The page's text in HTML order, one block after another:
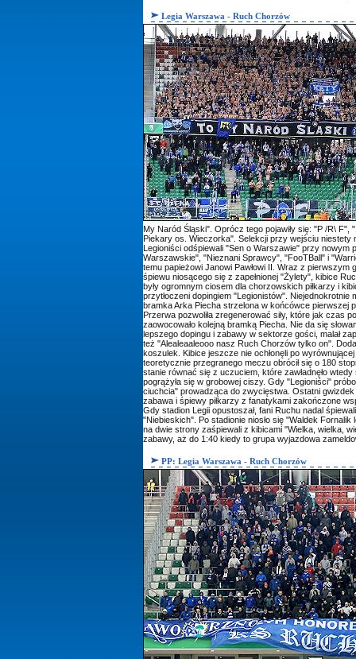
Legia Warszawa - Ruch Chorzów
My Naród Śląski". Oprócz tego pojawiły się: "P /R\
Piekary os. Wieczorka". Selekcji przy wejściu niestety
Legioniści odśpiewali "Sen o Warszawie" przy nowym
Warszawskie", "Nieznani Sprawcy", "FooTBall" i
temu papieżowi Janowi Pawłowi II. Wraz z pierwszym
śpiewu niosącego się z zapełnionej "Żylety", kibice
były ogromnym ciosem dla chorzowskich piłkarzy i
przytłoczeni dopingiem "Legionistów".
bramka Arka Piecha strzelona w końcówce pierwszej
Przerwa pozwoliła zregenerować siły, które jak czas
zaowocowało kolejną bramką Piecha. Nie da się
lepszego dopingu i zabawy w sektorze gości, malał
też "Alealeaaleooo nasz Ruch Chorzów tylko on".
koszulek. Kibice jeszcze nie ochłonęli po
teoretycznie przegranego meczu obrócił się o 180
stanie równać się z uczuciem, które zawładnęło
pogrążyła się w grobowej ciszy. Gdy "Legioniści"
ciuchcia" prowadząca do zwycięstwa. Ostatni
zabawa i śpiewy piłkarzy z fanatykami zakończone
Gdy stadion Legii opustoszał, fani Ruchu nadal
"Niebieskich". Po stadionie niosło się "Waldek
na dwie strony zaśpiewali z kibicami "Wielka, wielka,
zabawy, aż do 1:40 kiedy to grupa wyjazdowa
PP: Legia Warszawa - Ruch Chorzów